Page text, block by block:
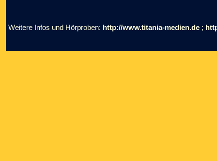
Weitere Infos und Hörproben: http://www.titania-medien.de ;